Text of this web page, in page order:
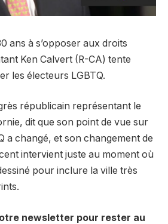
ans à s’opposer aux droits
Ken Calvert (R-CA) tente
les électeurs LGBTQ.
républicain représentant le
dit que son point de vue sur
a changé, et son changement de
intervient juste au moment où
pour inclure la ville très
newsletter pour rester au